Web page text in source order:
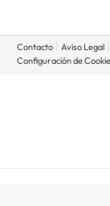
Contacto Aviso Legal
Configuración de